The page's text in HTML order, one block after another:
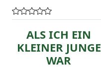
ALS ICH EIN
KLEINER JUNGE
WAR